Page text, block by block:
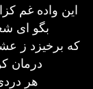
این واده غم
بگو ای
که برخیزد ز
درمان
هر